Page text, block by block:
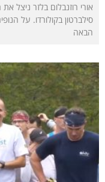
אורי רוזנבלום בלזר ניצל
סילברטון בקולורדו. על
הבאה